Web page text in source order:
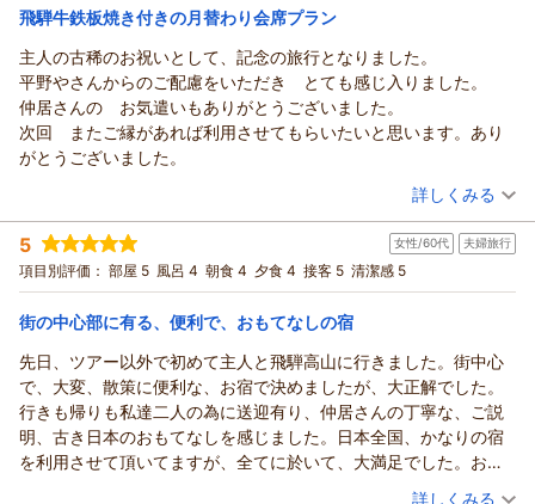
高山駅にご到着後にご連絡をいただきますと、お待ちいただく
たら、そのお時間に合わせてお迎えにまいります。
リン様も、あらかじめお迎えのご連絡をいただき、ありがとう
ございます。
また、スタッフへのやさしいお言葉もありがとうございます。
私たちにとって大きな励みになります。お料理やお部屋、浴衣
や作務衣、アメニティまで細かく見ていただき、ゆっくりお過
きました。
赤い中橋や古い町並み、陣屋にも近い立地や、川側からの景色
も楽しんでいただけたとのこと、何よりです。いよいよ3館目
の新しい本陣平野屋が建ち始め、2026年冬に開業を予定してお
ります。また違った雰囲気でお迎えできる日を、私たちも楽し
みにしております。
これからも、変わらず気持ちよくお過ごしいただける宿でいら
れるよう努めてまいります。
またお会いできる日を、心よりお待ちしております。
お客様係 中屋
（返信日：2025/12/27）
ンジしたいと思います。こんなに癒やされた旅行は久しぶりで
す。ちょっと遠いのですが、また帰ってきたいな…と思わせてく
れる飛騨高山旅でした。
本当に楽しい時間をありがとうございました。
宿泊価格帯： 30,001円以上(大人一人あたり/税込)
本陣平野屋 光風館からの返信
このたびは私どもの宿をお選びいただき、ありがとうございま
す。
仰る通り「ひとりで泊まれる温泉宿探し」は難易度が高いと思
います。お湯が良くて食事もおいしい宿に、のんびりひとりで
泊まりたい～と思ってもなかなか見つけづらいです。
旅先を探されていた中で、私どもの宿を選んでいただけたこ
と、そしてご滞在を「大満足」と感じていただけたことを、と
てもうれしく思っております。
お声がけや滞在中のやり取りの中で、気兼ねなくお過ごしいた
だけたとのこと、ぴよ様にとって少しでも安心できる時間にな
女性専用大浴場の「りらっくす蔵」や７階の大浴場も、タイミ
ングよくゆっくりお楽しみいただけ、3日間とも満喫されたご
様子が伝わってきました。
朝食につきましても、お好みに合わせて召し上がっていただけ
たとのこと、安心いたしました。古い町並みでの食べ歩きや、
飛騨牛鉄板焼き付きの月替わり会席プラン
主人の古稀のお祝いとして、記念の旅行となりました。
平野やさんからのご配慮をいただき とても感じ入りました。
仲居さんの お気遣いもありがとうございました。
次回 またご縁があれば利用させてもらいたいと思います。あり
がとうございました。
（投稿日：2025/11/26）
宿泊時期： 2025年11月宿泊 (夫婦旅行)
投稿者： たいちゃんさん
宿泊プラン： 【リラぎふ】飛騨牛鉄板焼き付の月替わり会席プラン♪
朝・夕
朝/個室利用 夕/個室利用
宿泊価格帯： 30,001円以上(大人一人あたり/税込)
本陣平野屋 光風館からの返信
このたびは、ご主人様の古稀という大切な節目のご旅行に、私
どもの宿をお選びいただきありがとうございます。改めまし
て、おめでとうございます！！
記念となるご旅行のお手伝いができましたこと、とてもうれし
詳しくみる
5 女性/60代 夫婦旅行
項目別評価： 部屋 5 風呂 4 朝食 4 夕食 4 接客 5 清潔感 5
街の中心部に有る、便利で、おもてなしの宿
先日、ツアー以外で初めて主人と飛騨高山に行きました。街中心
で、大変、散策に便利な、お宿で決めましたが、大正解でした。
行きも帰りも私達二人の為に送迎有り、仲居さんの丁寧な、ご説
明、古き日本のおもてなしを感じました。日本全国、かなりの宿
を利用させて頂いてますが、全てに於いて、大満足でした。お部
屋も今回6日間の旅行で、他のホテルが全て洋室でしたので、敢え
（投稿日：2025/11/14）
詳しくみる